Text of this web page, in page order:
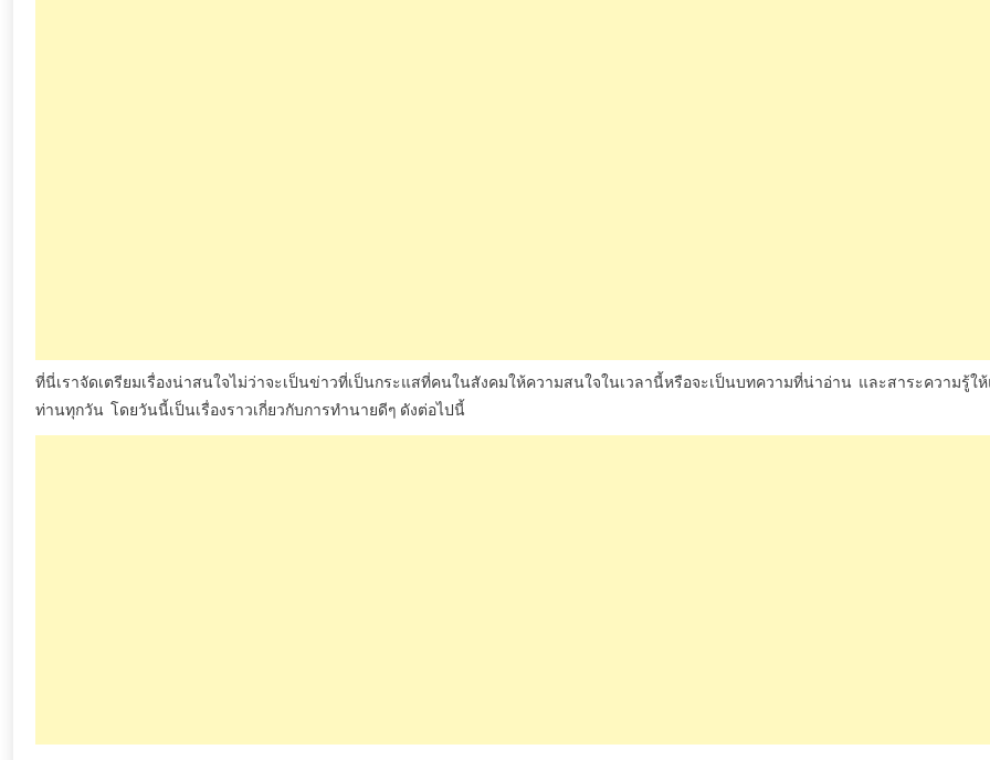
ที่นี่เราจัดเตรียมเรื่องน่าสนใจไม่ว่าจะเป็นข่าวที่เป็นกระแสที่คนในสังคมให้ความสนใจในเวลานี้หรือจะเป็นบทความที่น่าอ่าน และสาระความรู้ใ
ท่านทุกวัน โดยวันนี้เป็นเรื่องราวเกี่ยวกับการทำนายดีๆ ดังต่อไปนี้